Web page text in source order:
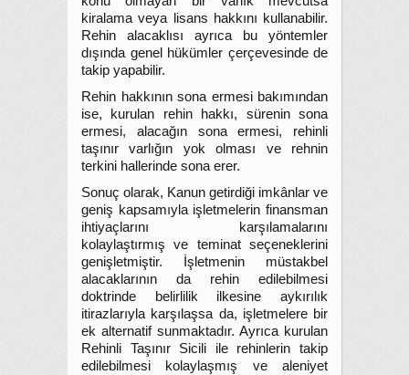
kiralama veya lisans hakkını kullanabilir.
Rehin alacaklısı ayrıca bu yöntemler
dışında genel hükümler çerçevesinde de
takip yapabilir.
Rehin hakkının sona ermesi bakımından
ise, kurulan rehin hakkı, sürenin sona
ermesi, alacağın sona ermesi, rehinli
taşınır varlığın yok olması ve rehnin
terkini hallerinde sona erer.
Sonuç olarak, Kanun getirdiği imkânlar ve
geniş kapsamıyla işletmelerin finansman
ihtiyaçlarını karşılamalarını
kolaylaştırmış ve teminat seçeneklerini
genişletmiştir. İşletmenin müstakbel
alacaklarının da rehin edilebilmesi
doktrinde belirlilik ilkesine aykırılık
itirazlarıyla karşılaşsa da, işletmelere bir
ek alternatif sunmaktadır. Ayrıca kurulan
Rehinli Taşınır Sicili ile rehinlerin takip
edilebilmesi kolaylaşmış ve aleniyet